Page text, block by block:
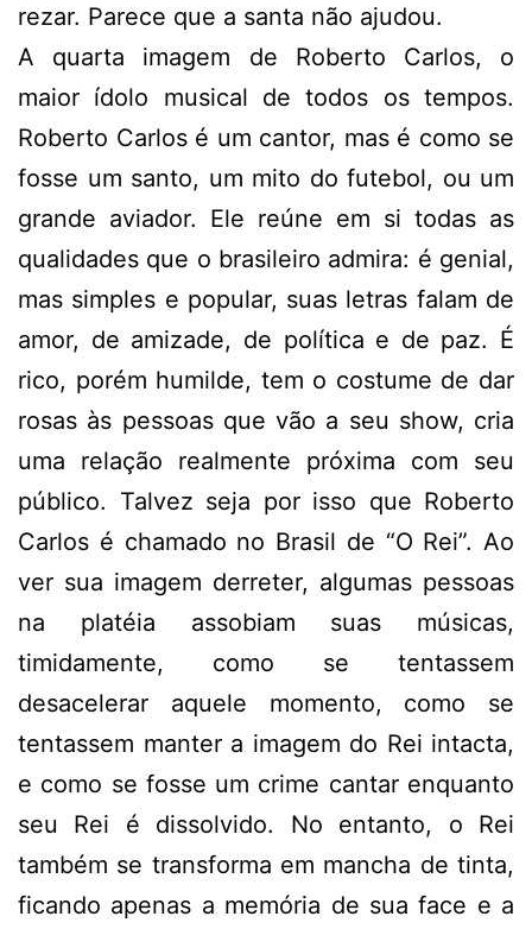
rezar. Parece que a santa não ajudou.
A quarta imagem de Roberto Carlos, o
maior ídolo musical de todos os tempos.
Roberto Carlos é um cantor, mas é como se
fosse um santo, um mito do futebol, ou um
grande aviador. Ele reúne em si todas as
qualidades que o brasileiro admira: é genial,
mas simples e popular, suas letras falam de
amor, de amizade, de política e de paz. É
rico, porém humilde, tem o costume de dar
rosas às pessoas que vão a seu show, cria
uma relação realmente próxima com seu
público. Talvez seja por isso que Roberto
Carlos é chamado no Brasil de “O Rei”. Ao
ver sua imagem derreter, algumas pessoas
na platéia assobiam suas músicas,
timidamente, como se tentassem
desacelerar aquele momento, como se
tentassem manter a imagem do Rei intacta,
e como se fosse um crime cantar enquanto
seu Rei é dissolvido. No entanto, o Rei
também se transforma em mancha de tinta,
ficando apenas a memória de sua face e a